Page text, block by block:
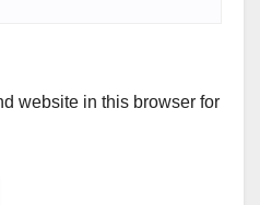
website in this browser for